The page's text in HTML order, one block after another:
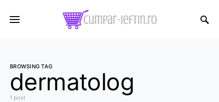
BROWSING TAG
dermatolog
1 post